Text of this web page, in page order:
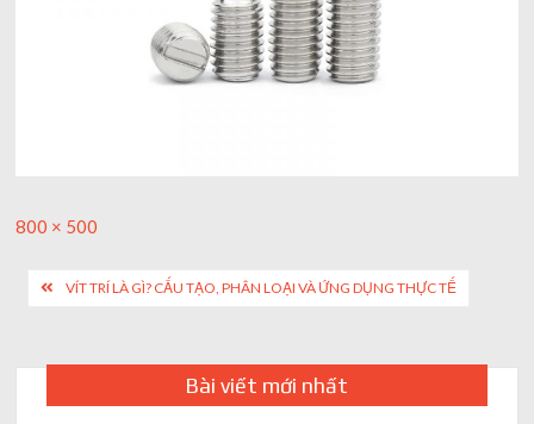
Ứng dụng AI cho chăm sóc khách hàng giúp web phản hồi
Full
800 × 500
PostVÍT TRÍ LÀ GÌ? CẤU TẠO, PHÂN LOẠI VÀ ỨNG DỤNG THỰC TẾ
Bài viết mới nhất